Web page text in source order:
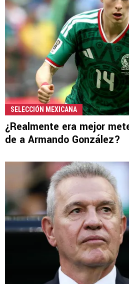
SELECCIÓN MEXICANA
¿Realmente era mejor
de a Armando González?